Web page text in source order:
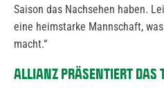
Saison das Nachsehen haben.
eine heimstarke Mannschaft,
macht.“
ALLIANZ PRÄSENTIERT DAS